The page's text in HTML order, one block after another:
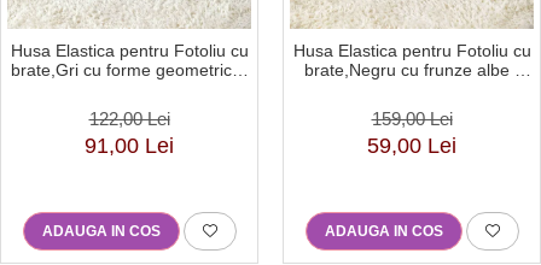
Husa Elastica pentru Fotoliu cu
brate,Gri cu forme geometrice-
122,00 Lei
91,00 Lei
ADAUGA IN COS
Husa Elastica pentru Fotoliu cu
brate,Negru cu frunze albe -
159,00 Lei
59,00 Lei
ADAUGA IN COS